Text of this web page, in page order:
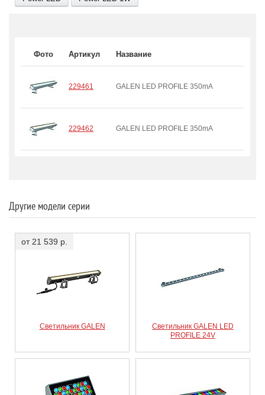
Фото Артикул Название
229461 GALEN LED PROFILE 350mA
229462 GALEN LED PROFILE 350mA
Другие модели серии
от 21 539 р.
Светильник GALEN
Светильник GALEN LED
PROFILE 24V